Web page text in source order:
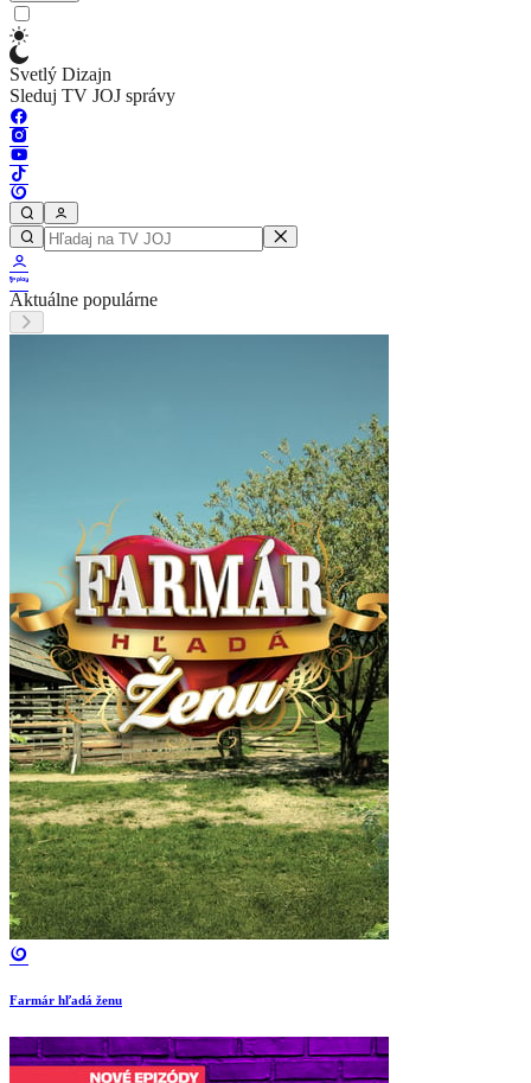
Svetlý Dizajn
Sleduj TV JOJ správy
Aktuálne populárne
Farmár hľadá ženu